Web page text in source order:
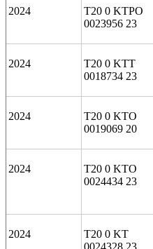
2024
T20 0 KTPO
0023956 23
2024
T20 0 KTT
0018734 23
2024
T20 0 KTO
0019069 20
2024
T20 0 KTO
0024434 23
2024
T20 0 KT